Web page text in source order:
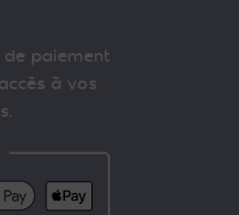
paiement
à vos